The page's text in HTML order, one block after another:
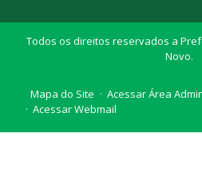
Todos os direitos reservados a
Novo.
Mapa do Site
Acessar Área
Acessar Webmail